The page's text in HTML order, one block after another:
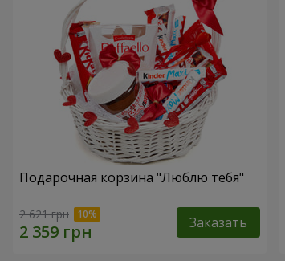
Подарочная корзина "Люблю тебя"
2 621 грн Заказать